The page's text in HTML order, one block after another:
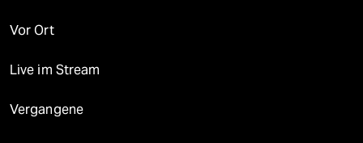
Vor Ort
Live im Stream
Vergangene